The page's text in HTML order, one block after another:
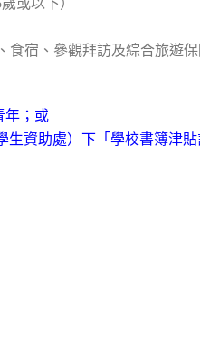
或以下）
食宿、參觀拜訪及綜合旅遊
年；或
生資助處）下「學校書簿津